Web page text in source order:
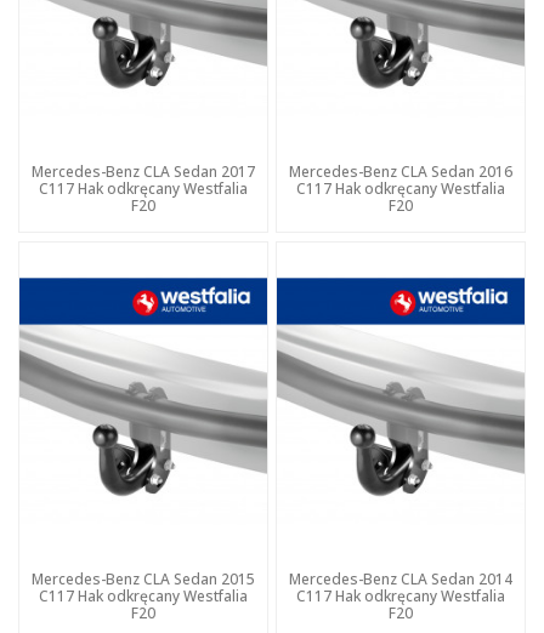
Mercedes-Benz CLA Sedan 2017
C117 Hak odkręcany Westfalia
F20
Mercedes-Benz CLA Sedan 2016
C117 Hak odkręcany Westfalia
F20
Mercedes-Benz CLA Sedan 2015
C117 Hak odkręcany Westfalia
F20
Mercedes-Benz CLA Sedan 2014
C117 Hak odkręcany Westfalia
F20